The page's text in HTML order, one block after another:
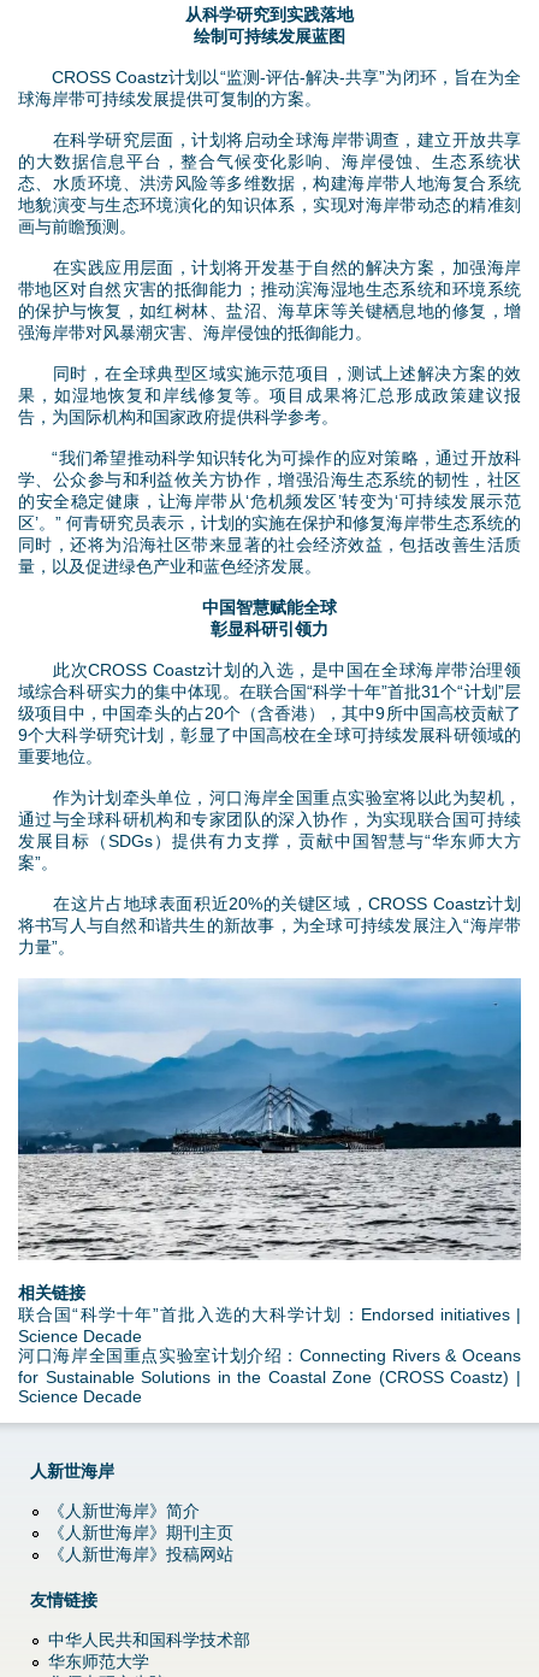
从科学研究到实践落地
绘制可持续发展蓝图
CROSS Coastz计划以“监测-评估-解决-共享”为闭环，旨在为全
球海岸带可持续发展提供可复制的方案。
在科学研究层面，计划将启动全球海岸带调查，建立开放共享
的大数据信息平台，整合气候变化影响、海岸侵蚀、生态系统状
态、水质环境、洪涝风险等多维数据，构建海岸带人地海复合系统
地貌演变与生态环境演化的知识体系，实现对海岸带动态的精准刻
画与前瞻预测。
在实践应用层面，计划将开发基于自然的解决方案，加强海岸
带地区对自然灾害的抵御能力；推动滨海湿地生态系统和环境系统
的保护与恢复，如红树林、盐沼、海草床等关键栖息地的修复，增
强海岸带对风暴潮灾害、海岸侵蚀的抵御能力。
同时，在全球典型区域实施示范项目，测试上述解决方案的效
果，如湿地恢复和岸线修复等。项目成果将汇总形成政策建议报
告，为国际机构和国家政府提供科学参考。
“我们希望推动科学知识转化为可操作的应对策略，通过开放科
学、公众参与和利益攸关方协作，增强沿海生态系统的韧性，社区
的安全稳定健康，让海岸带从‘危机频发区’转变为‘可持续发展示范
区’。” 何青研究员表示，计划的实施在保护和修复海岸带生态系统的
同时，还将为沿海社区带来显著的社会经济效益，包括改善生活质
量，以及促进绿色产业和蓝色经济发展。
中国智慧赋能全球
彰显科研引领力
此次CROSS Coastz计划的入选，是中国在全球海岸带治理领
域综合科研实力的集中体现。在联合国“科学十年”首批31个“计划”层
级项目中，中国牵头的占20个（含香港），其中9所中国高校贡献了
9个大科学研究计划，彰显了中国高校在全球可持续发展科研领域的
重要地位。
作为计划牵头单位，河口海岸全国重点实验室将以此为契机，
通过与全球科研机构和专家团队的深入协作，为实现联合国可持续
发展目标（SDGs）提供有力支撑，贡献中国智慧与“华东师大方
案”。
在这片占地球表面积近20%的关键区域，CROSS Coastz计划
将书写人与自然和谐共生的新故事，为全球可持续发展注入“海岸带
力量”。
3
.
j
p
g
相关链接
联合国“科学十年”首批入选的大科学计划：Endorsed initiatives |
Science Decade
河口海岸全国重点实验室计划介绍：Connecting Rivers & Oceans
for Sustainable Solutions in the Coastal Zone (CROSS Coastz) |
Science Decade
人新世海岸
《人新世海岸》简介
《人新世海岸》期刊主页
《人新世海岸》投稿网站
友情链接
中华人民共和国科学技术部
华东师范大学